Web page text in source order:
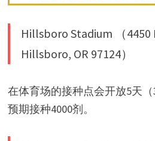
Hillsboro Stadium （4450
Hillsboro, OR 97124）
在体育场的接种点会开放5天（
预期接种4000剂。